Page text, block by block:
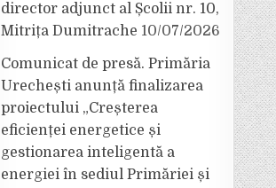
director adjunct al Școlii nr. 10,
Mitrița Dumitrache 10/07/2026
Comunicat de presă. Primăria
Urechești anunță finalizarea
proiectului „Creșterea
eficienței energetice și
gestionarea inteligentă a
energiei în sediul Primăriei și